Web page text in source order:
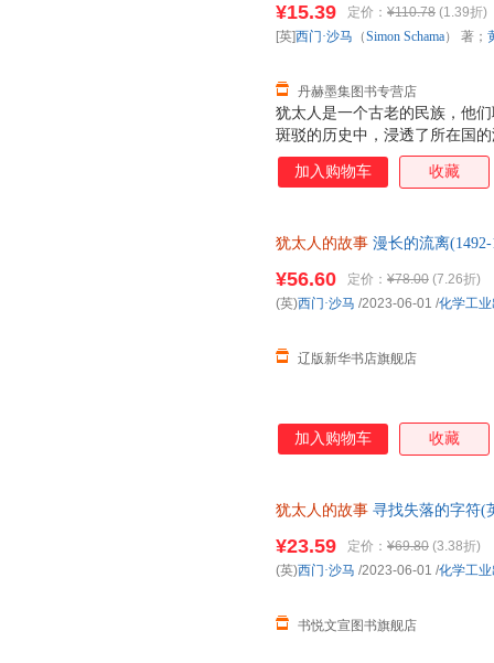
流散的历史，既有主动的迁徙
族、旧约《圣经》、创造了各
犹太人是一个古老的民族，他
斑驳的历史中，浸透了所在国
西门·沙马勋爵历经40年实地考
事：寻找失落的字符（公元前
节结合，试图寻找历史的痕迹
事将你带到从未想象的地方：
荧光闪烁的墙壁，罗马犹太墓
¥15.39 定价： ¥110.78 (1.39折)
丹赫墨集图书专营店
[英]西门·沙马 （Simon Schama） 著；
加入购物车 收藏
犹太人的故事 漫长的流离
¥56.60 定价： ¥78.00 (7.26折)
辽版新华书店旗舰店
(英)西门·沙马 /2023-06-01 /化学工
加入购物车 收藏
犹太人的故事 寻找失落的字符(
¥23.59 定价： ¥69.80 (3.38折)
书悦文宣图书旗舰店
(英)西门·沙马 /2023-06-01 /化学工